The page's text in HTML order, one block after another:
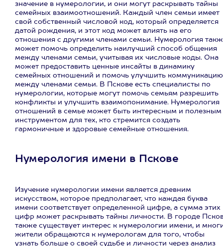
значение в нумерологии, и они могут раскрывать тайны
семейных взаимоотношений. Каждый член семьи имеет
свой собственный числовой код, который определяется
датой рождения, и этот код может влиять на его
отношения с другими членами семьи. Нумерология
может помочь определить наилучший способ общения
между членами семьи, учитывая их числовые коды. Она
может предоставить ценные инсайты в динамику
семейных отношений и помочь улучшить коммуникацию
между членами семьи. В Пскове есть специалисты по
нумерологии, которые могут помочь семьям разрешить
конфликты и улучшить взаимопонимание. Нумерология
отношений в семье может быть интересным и полезным
инструментом для тех, кто стремится создать
гармоничные и здоровые семейные отношения.
Нумерология имени в Пскове
Изучение нумерологии имени является древним
искусством, которое предполагает, что каждая буква
имени соответствует определенной цифре, а сумма этих
цифр может раскрывать тайны личности. В городе
также существует интерес к нумерологии имени, и
жители обращаются к нумерологам для того, чтобы
узнать больше о своей судьбе и личности через анализ